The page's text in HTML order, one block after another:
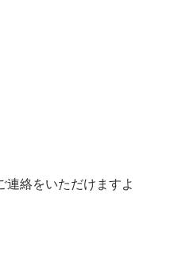
連絡をいただけますよ